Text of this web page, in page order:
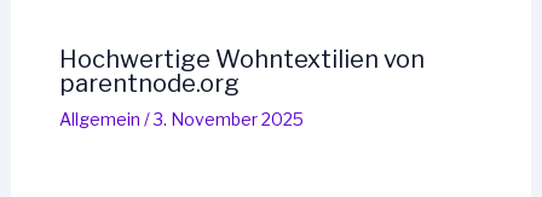
Hochwertige Wohntextilien von
parentnode.org
Allgemein /3. November 2025